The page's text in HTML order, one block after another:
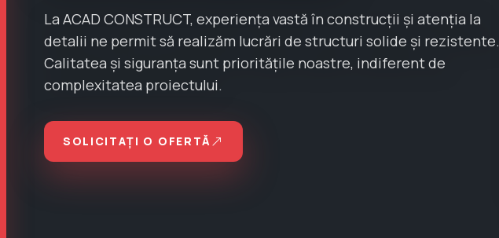
La ACAD CONSTRUCT, experiența vastă în construcții și atenția la
detalii ne permit să realizăm lucrări de structuri solide și rezistente.
Calitatea și siguranța sunt prioritățile noastre, indiferent de
complexitatea proiectului.
SOLICITAȚI O OFERTĂ